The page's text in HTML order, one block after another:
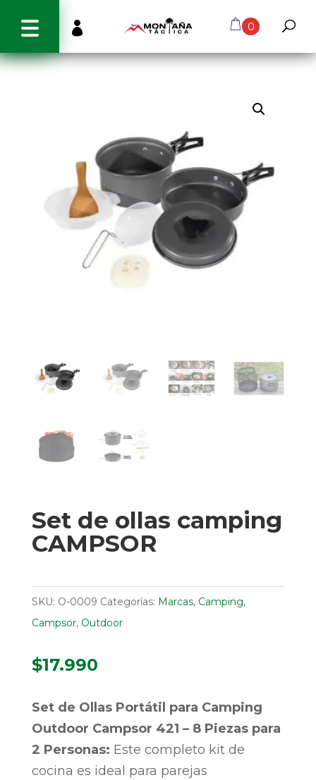
0

Set de ollas camping
CAMPSOR
SKU: O-0009 Categorías: Marcas, Camping,
Campsor, Outdoor
$17.990
Set de Ollas Portátil para Camping
Outdoor Campsor 421 – 8 Piezas para
2 Personas: Este completo kit de
cocina es ideal para parejas